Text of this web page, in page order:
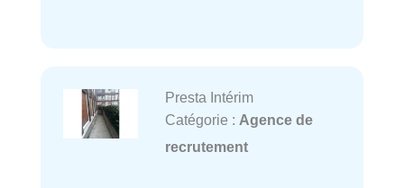
Presta Intérim
Catégorie : Agence de
recrutement